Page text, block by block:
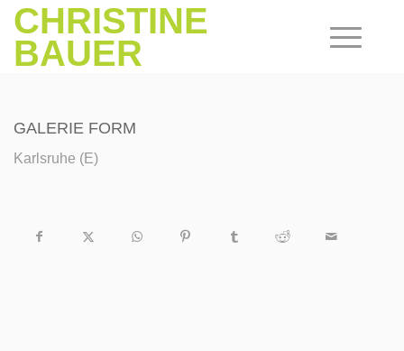
CHRISTINE
BAUER
GALERIE FORM
Karlsruhe (E)